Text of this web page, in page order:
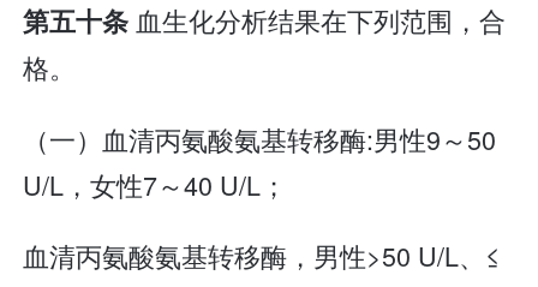
第五十条血生化分析结果在下列范围，合
格。
（一）血清丙氨酸氨基转移酶:男性9～50
U/L，女性7～40 U/L；
血清丙氨酸氨基转移酶，男性>50 U/L、≤